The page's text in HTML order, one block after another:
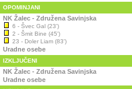
OPOMINJANI
NK Žalec - Združena Savinjska
6 - Švec Gal (23')
2 - Šmit Bine (45')
23 - Doler Liam (83')
Uradne osebe
IZKLJUČENI
NK Žalec - Združena Savinjska
Uradne osebe